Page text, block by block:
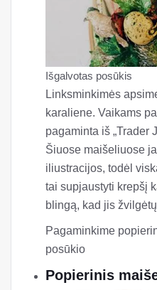
Išgalvotas posūkis
Linksminkimės
karaliene. Vaikams
pagaminta iš „Trader
Šiuose maišeliuose
iliustracijos, todėl
tai supjaustyti krepšį
blingą, kad jis
Pagaminkime
posūkio
Popierinis